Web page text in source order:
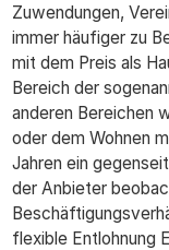
Zuwendungen,
immer häufiger zu
mit dem Preis als
Bereich der
anderen Bereichen
oder dem Wohnen
Jahren ein
der Anbieter
flexible Entlohnung